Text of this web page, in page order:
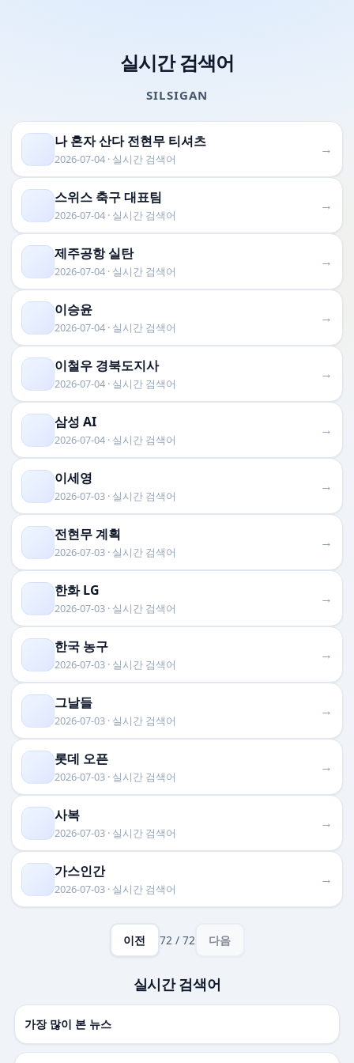
실시간 검색어
SILSIGAN
나 혼자 산다 전현무 티셔츠
2026-07-04 · 실시간 검색어
→
스위스 축구 대표팀
2026-07-04 · 실시간 검색어
→
제주공항 실탄
2026-07-04 · 실시간 검색어
→
이승윤
2026-07-04 · 실시간 검색어
→
이철우 경북도지사
2026-07-04 · 실시간 검색어
→
삼성 AI
2026-07-04 · 실시간 검색어
→
이세영
2026-07-03 · 실시간 검색어
→
전현무 계획
2026-07-03 · 실시간 검색어
→
한화 LG
2026-07-03 · 실시간 검색어
→
한국 농구
2026-07-03 · 실시간 검색어
→
그날들
2026-07-03 · 실시간 검색어
→
롯데 오픈
2026-07-03 · 실시간 검색어
→
사복
2026-07-03 · 실시간 검색어
→
가스인간
2026-07-03 · 실시간 검색어
→
이전 72 / 72 다음
실시간 검색어
가장 많이 본 뉴스